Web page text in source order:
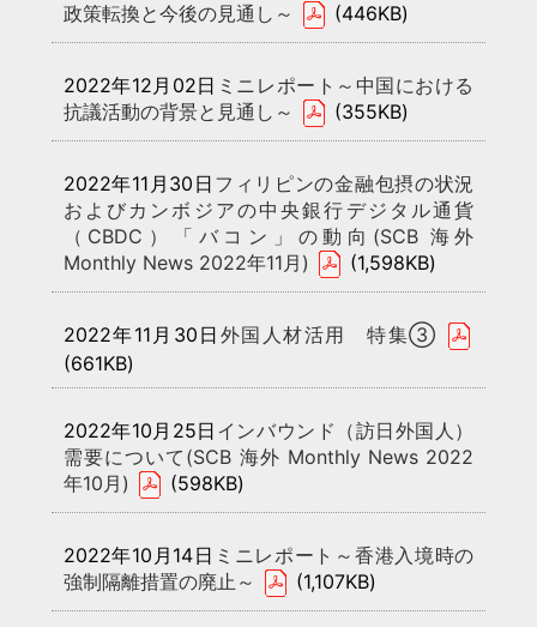
政策転換と今後の見通し～
(446KB)
2022年12月02日 ミニレポート～中国における
抗議活動の背景と見通し～
(355KB)
2022年11月30日 フィリピンの金融包摂の状況
およびカンボジアの中央銀行デジタル通貨
（CBDC）「バコン」の動向(SCB 海外
Monthly News 2022年11月)
(1,598KB)
2022年11月30日 外国人材活用 特集③
(661KB)
2022年10月25日 インバウンド（訪日外国人）
需要について(SCB 海外 Monthly News 2022
年10月)
(598KB)
2022年10月14日 ミニレポート～香港入境時の
強制隔離措置の廃止～
(1,107KB)